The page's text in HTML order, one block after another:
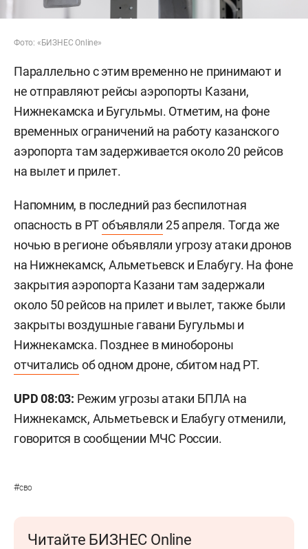
Фото: «БИЗНЕС Online»
Параллельно с этим временно не принимают и
не отправляют рейсы аэропорты Казани,
Нижнекамска и Бугульмы. Отметим, на фоне
временных ограничений на работу казанского
аэропорта там задерживается около 20 рейсов
на вылет и прилет.
Напомним, в последний раз беспилотная
опасность в РТобъявляли 25 апреля. Тогда же
ночью в регионе объявляли угрозу атаки дронов
на Нижнекамск, Альметьевск и Елабугу. На фоне
закрытия аэропорта Казани там задержали
около 50 рейсов на прилет и вылет, также были
закрыты воздушные гавани Бугульмы и
Нижнекамска. Позднее в минобороны
отчитались об одном дроне, сбитом над РТ.
UPD 08:03: Режим угрозы атаки БПЛА на
Нижнекамск, Альметьевск и Елабугу отменили,
говорится в сообщении МЧС России.
#сво
Читайте БИЗНЕС Online